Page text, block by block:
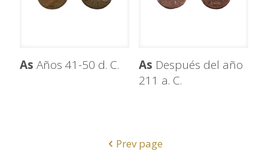
As Años 41-50 d. C. As Después del año
211 a. C.
Prev page